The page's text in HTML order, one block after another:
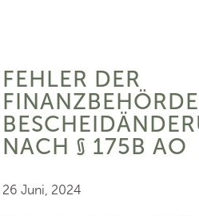
FEHLER DER
NACH § 175B AO
26 Juni, 2024